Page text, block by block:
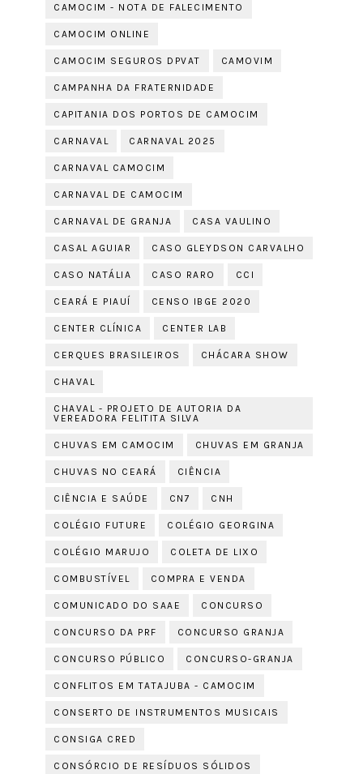
CAMOCIM - NOTA DE FALECIMENTO
CAMOCIM ONLINE
CAMOCIM SEGUROS DPVAT CAMOVIM
CAMPANHA DA FRATERNIDADE
CAPITANIA DOS PORTOS DE CAMOCIM
CARNAVAL CARNAVAL 2025
CARNAVAL CAMOCIM
CARNAVAL DE CAMOCIM
CARNAVAL DE GRANJA CASA VAULINO
CASAL AGUIAR CASO GLEYDSON CARVALHO
CASO NATÁLIA CASO RARO CCI
CEARÁ E PIAUÍ CENSO IBGE 2020
CENTER CLÍNICA CENTER LAB
CERQUES BRASILEIROS CHÁCARA SHOW
CHAVAL
CHAVAL - PROJETO DE AUTORIA DA
VEREADORA FELITITA SILVA
CHUVAS EM CAMOCIM CHUVAS EM GRANJA
CHUVAS NO CEARÁ CIÊNCIA
CIÊNCIA E SAÚDE CN7 CNH
COLÉGIO FUTURE COLÉGIO GEORGINA
COLÉGIO MARUJO COLETA DE LIXO
COMBUSTÍVEL COMPRA E VENDA
COMUNICADO DO SAAE CONCURSO
CONCURSO DA PRF CONCURSO GRANJA
CONCURSO PÚBLICO CONCURSO-GRANJA
CONFLITOS EM TATAJUBA - CAMOCIM
CONSERTO DE INSTRUMENTOS MUSICAIS
CONSIGA CRED
CONSÓRCIO DE RESÍDUOS SÓLIDOS